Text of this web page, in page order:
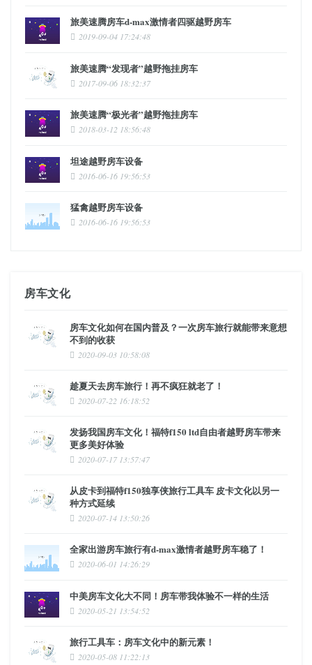
旅美速腾房车d-max激情者四驱越野房车
2019-09-04 17:24:48
旅美速腾“发现者”越野拖挂房车
2017-09-06 18:32:37
旅美速腾“极光者”越野拖挂房车
2018-03-12 18:56:48
坦途越野房车设备
2016-06-16 19:56:53
猛禽越野房车设备
2016-06-16 19:56:53
房车文化
房车文化如何在国内普及？一次房车旅行就能带来意想
不到的收获
2020-09-03 10:58:08
趁夏天去房车旅行！再不疯狂就老了！
2020-07-22 16:18:52
发扬我国房车文化！福特f150 ltd自由者越野房车带来
更多美好体验
2020-07-17 13:57:47
从皮卡到福特f150独享侠旅行工具车 皮卡文化以另一
种方式延续
2020-07-14 13:50:26
全家出游房车旅行有d-max激情者越野房车稳了！
2020-06-01 14:26:29
中美房车文化大不同！房车带我体验不一样的生活
2020-05-21 13:54:52
旅行工具车：房车文化中的新元素！
2020-05-08 11:22:13